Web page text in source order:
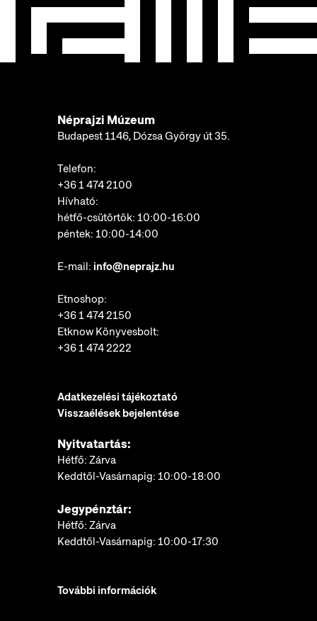
Néprajzi Múzeum
Budapest 1146, Dózsa György út 35.
Telefon:
+36 1 474 2100
Hívható:
hétfő-csütörtök: 10:00-16:00
péntek: 10:00-14:00
E-mail: info@neprajz.hu
Etnoshop:
+36 1 474 2150
Etknow Könyvesbolt:
+36 1 474 2222
Adatkezelési tájékoztató
Visszaélések bejelentése
Nyitvatartás:
Hétfő: Zárva
Keddtől-Vasárnapig: 10:00-18:00
Jegypénztár:
Hétfő: Zárva
Keddtől-Vasárnapig: 10:00-17:30
További információk